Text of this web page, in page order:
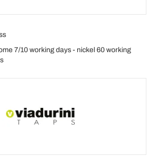
7/10 working days - nickel 60 working